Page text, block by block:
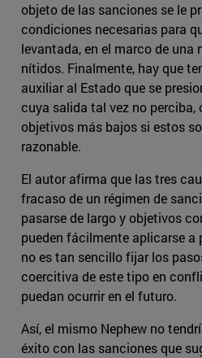
objeto de las sanciones se le
condiciones necesarias para
levantada, en el marco de
nítidos. Finalmente, hay que
auxiliar al Estado que se
cuya salida tal vez no perciba,
objetivos más bajos si estos
razonable.
El autor afirma que las tres
fracaso de un régimen de
pasarse de largo y objetivos
pueden fácilmente aplicarse a
no es tan sencillo fijar los
coercitiva de este tipo en
puedan ocurrir en el futuro.
Así, el mismo Nephew no
éxito con las sanciones que